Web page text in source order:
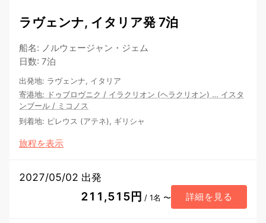
ラヴェンナ, イタリア発 7泊
船名: ノルウェージャン・ジェム
日数: 7泊
出発地: ラヴェンナ, イタリア
寄港地: ドゥブロヴニク / イラクリオン (ヘラクリオン) … イスタ
ンブール / ミコノス
到着地: ピレウス (アテネ), ギリシャ
旅程を表示
2027/05/02 出発
211,515円 / 1名 〜 詳細を見る